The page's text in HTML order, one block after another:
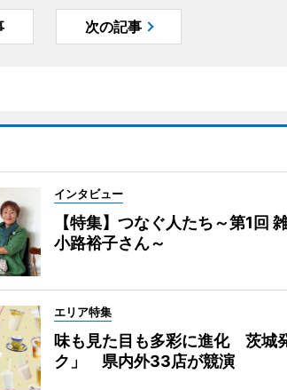
次の記事
インタビュー
【特集】つなぐ人たち～第1回
小路裕子さん～
エリア特集
味も見た目も多彩に進化 茨城
ク」 県内外33店が競演